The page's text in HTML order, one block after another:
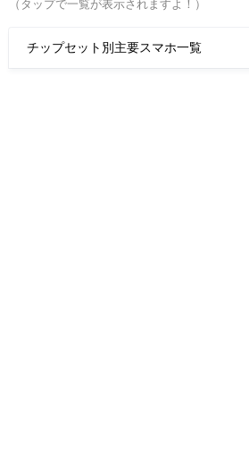
（タップで一覧が表示されますよ！）
チップセット別主要スマホ一覧